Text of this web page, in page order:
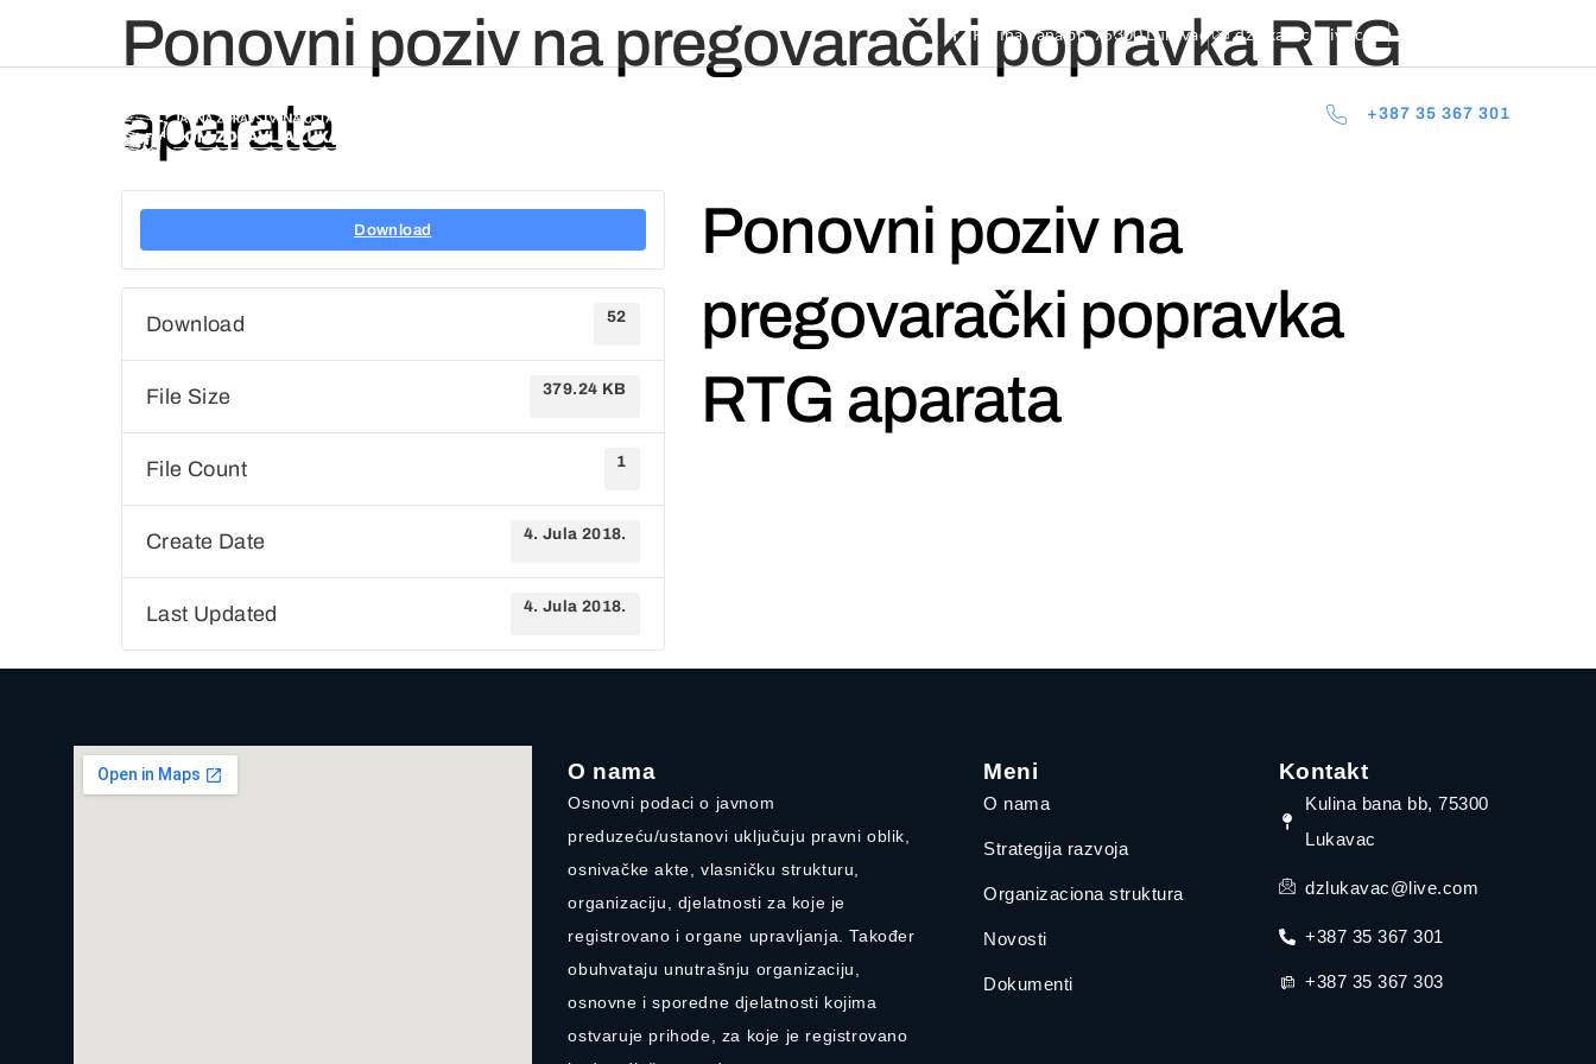
Kulina bana bb, 75300 Lukavac dzlukavac@live.com
+387 35 367 301
Ponovni poziv na pregovarački popravka RTG
aparata
Download
Download 52
File Size 379.24 KB
File Count 1
Create Date 4. Jula 2018.
Last Updated 4. Jula 2018.
Ponovni poziv na
pregovarački popravka
RTG aparata
O nama
Osnovni podaci o javnom
preduzeću/ustanovi uključuju pravni oblik,
osnivačke akte, vlasničku strukturu,
organizaciju, djelatnosti za koje je
registrovano i organe upravljanja. Također
obuhvataju unutrašnju organizaciju,
osnovne i sporedne djelatnosti kojima
ostvaruje prihode, za koje je registrovano
Meni
O nama
Strategija razvoja
Organizaciona struktura
Novosti
Dokumenti
Kontakt
Kulina bana bb, 75300
Lukavac
dzlukavac@live.com
+387 35 367 301
+387 35 367 303